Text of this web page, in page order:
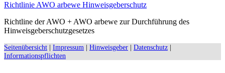
Richtlinie AWO arbewe Hinweisgeberschutz
Richtline der AWO + AWO arbewe zur Durchführung des
Hinweisgeberschutzgesetzes
Seitenübersicht | Impressum | Hinweisgeber | Datenschutz |
Informationspflichten